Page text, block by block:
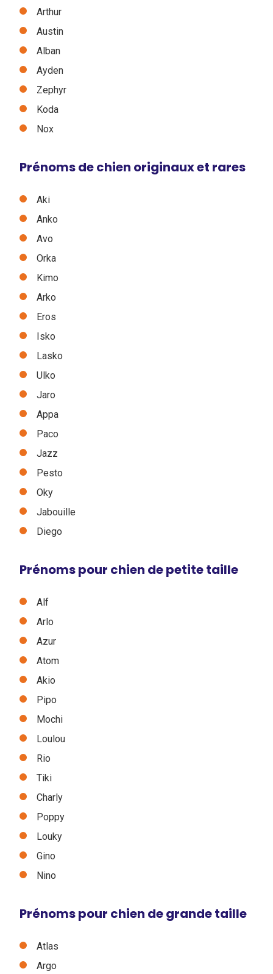
Arthur
Austin
Alban
Ayden
Zephyr
Koda
Nox
Prénoms de chien originaux et rares
Aki
Anko
Avo
Orka
Kimo
Arko
Eros
Isko
Lasko
Ulko
Jaro
Appa
Paco
Jazz
Pesto
Oky
Jabouille
Diego
Prénoms pour chien de petite taille
Alf
Arlo
Azur
Atom
Akio
Pipo
Mochi
Loulou
Rio
Tiki
Charly
Poppy
Louky
Gino
Nino
Prénoms pour chien de grande taille
Atlas
Argo